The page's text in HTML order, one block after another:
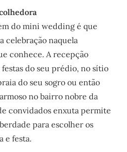
do mini wedding é que
celebração naquela
conhece. A recepção
do seu prédio, no sítio
do seu sogro ou então
no bairro nobre da
convidados enxuta permite
para escolher os
e festa.